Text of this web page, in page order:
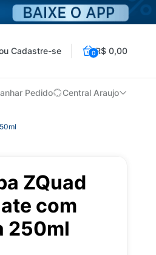
Cadastre-se 0R$ 0,00
Pedido Central Araujo
ZQuad
com
250ml